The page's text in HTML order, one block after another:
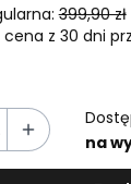
399,90 zł
cena z 30 dni
na